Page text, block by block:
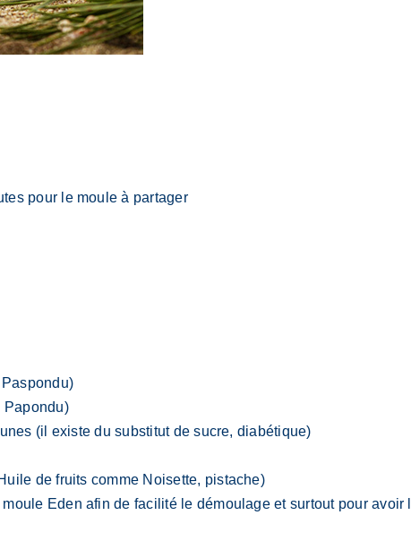
pour le moule à partager
Papondu)
(il existe du substitut de sucre, diabétique)
de fruits comme Noisette, pistache)
Eden afin de facilité le démoulage et surtout pour avoir